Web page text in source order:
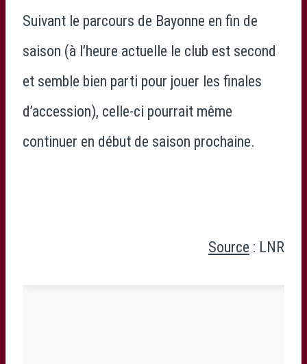
Suivant le parcours de Bayonne en fin de
saison (à l’heure actuelle le club est second
et semble bien parti pour jouer les finales
d’accession), celle-ci pourrait même
continuer en début de saison prochaine.
Source : LNR